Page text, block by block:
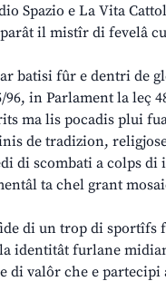
Spazio e La Vita
il mistîr di fevelâ
batisi fûr e dentri de
in Parlament la leç
ma lis pocadis plui
de tradizion,
di scombati a colps di
ta chel grant
di un trop di sportîfs
identitât furlane
valôr che e partecipi